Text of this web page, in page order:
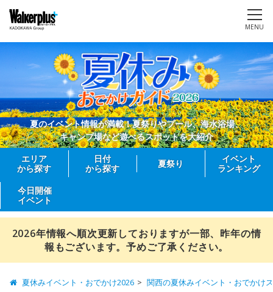
MENU
夏のイベント情報が満載！夏祭りやプール、海水浴場、
キャンプ場など遊べるスポットを大紹介
エリア
から探す
日付
から探す
夏祭り
イベント
ランキング
今日開催
イベント
2026年情報へ順次更新しておりますが一部、昨年の情
報もございます。予めご了承ください。
夏休みイベント・おでかけ2026 関西の夏休みイベント・おでかけ